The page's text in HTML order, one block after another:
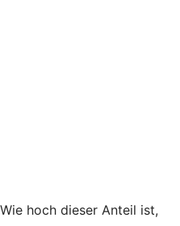
hoch dieser Anteil ist,